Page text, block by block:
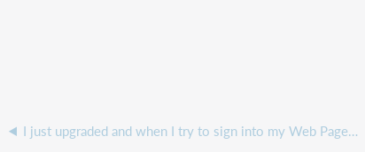
I just upgraded and when I try to sign into my Web Page, I am getting a message about the resource has moved or not available